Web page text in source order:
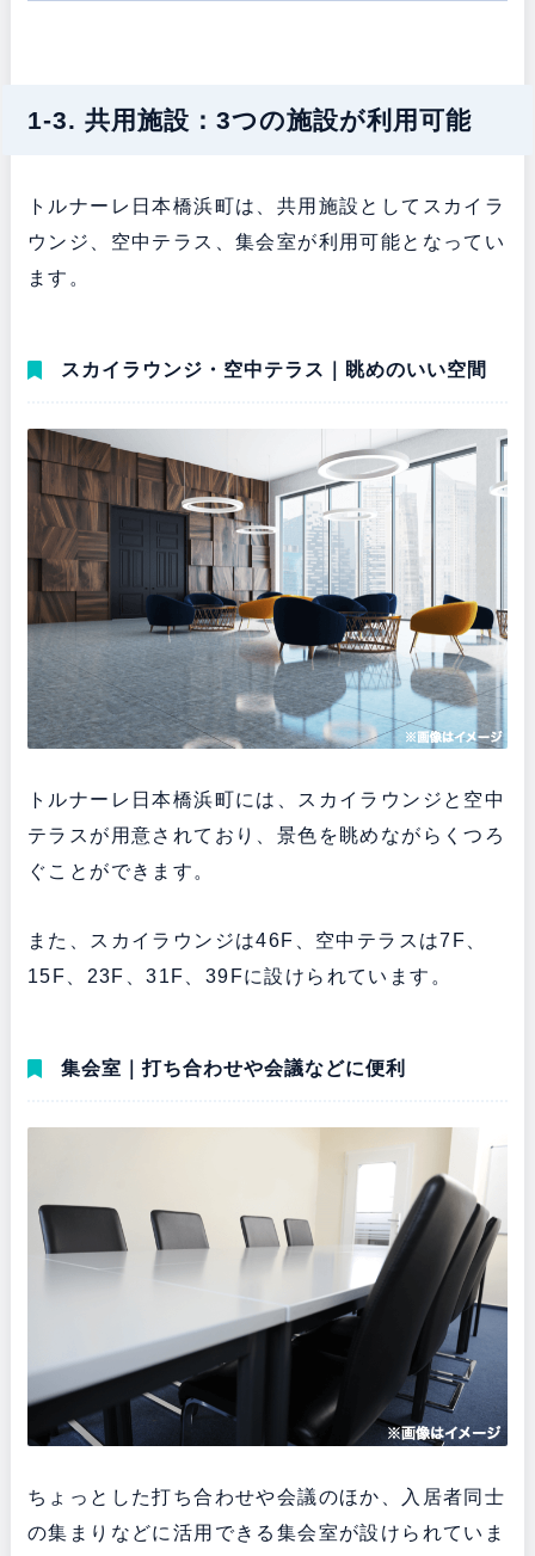
1-3. 共用施設：3つの施設が利用可能
トルナーレ日本橋浜町は、共用施設としてスカイラ
ウンジ、空中テラス、集会室が利用可能となってい
ます。
スカイラウンジ・空中テラス｜眺めのいい空間
トルナーレ日本橋浜町には、スカイラウンジと空中
テラスが用意されており、景色を眺めながらくつろ
ぐことができます。
また、スカイラウンジは46F、空中テラスは7F、
15F、23F、31F、39Fに設けられています。
集会室｜打ち合わせや会議などに便利
ちょっとした打ち合わせや会議のほか、入居者同士
の集まりなどに活用できる集会室が設けられていま